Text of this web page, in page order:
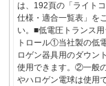
は、192頁の「ライト
仕様・適合一覧表」を
い。■低電圧トランス
トロール①当社製の低
ロゲン器具用のダウン
使用できます。②一般
やハロゲン電球は使用